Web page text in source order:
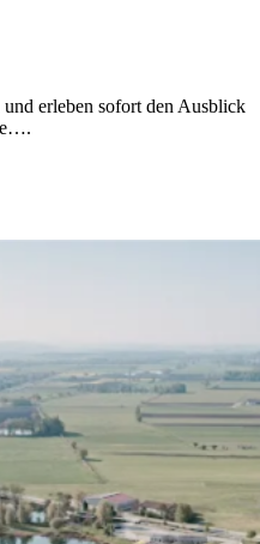
erleben sofort den Ausblick